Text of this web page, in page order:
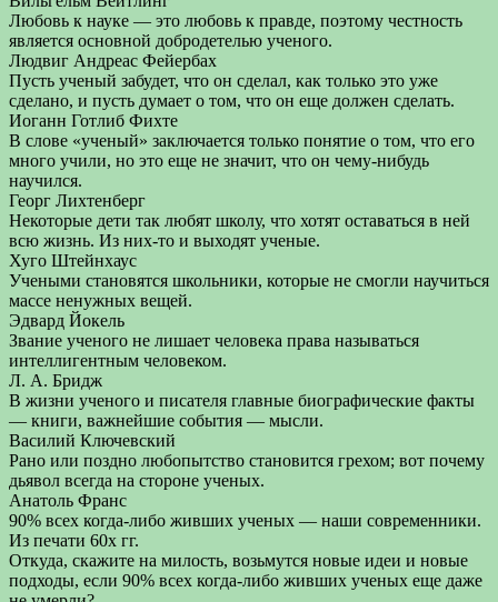
Любовь к науке — это любовь к правде, поэтому честность
является основной добродетелью ученого.
Людвиг Андреас Фейербах
Пусть ученый забудет, что он сделал, как только это уже
сделано, и пусть думает о том, что он еще должен сделать.
Иоганн Готлиб Фихте
В слове «ученый» заключается только понятие о том, что его
много учили, но это еще не значит, что он чему-нибудь
научился.
Георг Лихтенберг
Некоторые дети так любят школу, что хотят оставаться в ней
всю жизнь. Из них-то и выходят ученые.
Хуго Штейнхаус
Учеными становятся школьники, которые не смогли научиться
массе ненужных вещей.
Эдвард Йокель
Звание ученого не лишает человека права называться
интеллигентным человеком.
Л. А. Бридж
В жизни ученого и писателя главные биографические факты
— книги, важнейшие события — мысли.
Василий Ключевский
Рано или поздно любопытство становится грехом; вот почему
дьявол всегда на стороне ученых.
Анатоль Франс
90% всех когда-либо живших ученых — наши современники.
Из печати 60х гг.
Откуда, скажите на милость, возьмутся новые идеи и новые
подходы, если 90% всех когда-либо живших ученых еще даже